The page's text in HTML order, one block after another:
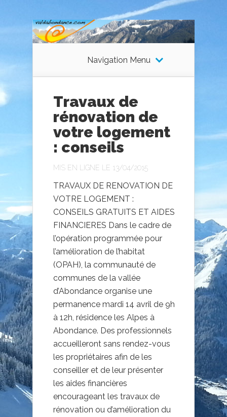
Navigation Menu
Travaux de
rénovation de
votre logement
: conseils
MIS EN LIGNE LE 13/04/2015
TRAVAUX DE RENOVATION DE
VOTRE LOGEMENT :
CONSEILS GRATUITS ET AIDES
FINANCIERES Dans le cadre de
l’opération programmée pour
l’amélioration de l’habitat
(OPAH), la communauté de
communes de la vallée
d’Abondance organise une
permanence mardi 14 avril de 9h
à 12h, résidence les Alpes à
Abondance. Des professionnels
accueilleront sans rendez-vous
les propriétaires afin de les
conseiller et de leur présenter
les aides financières
encourageant les travaux de
rénovation ou d’amélioration du